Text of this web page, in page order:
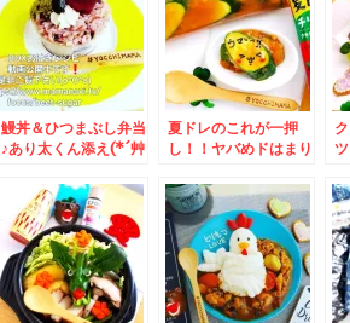
鰻丼＆ひつまぶし弁当
♪あり太くん添え(*´艸
「うなぎ屋かわすい」
さんの「鰻」！！！
夏ドレのこれが一押
し！！ヤバめドはまり
`*)簡単レシピ